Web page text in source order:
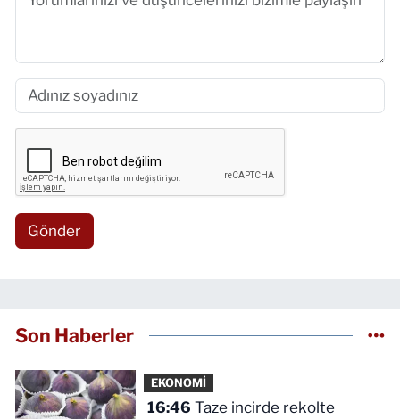
Gönder
Son Haberler
EKONOMİ
16:46